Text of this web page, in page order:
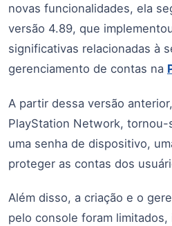
novas funcionalidades, ela
versão 4.89, que
significativas relacionadas à
gerenciamento de contas na
A partir dessa versão
PlayStation Network,
uma senha de dispositivo,
proteger as contas dos
Além disso, a criação e o
pelo console foram